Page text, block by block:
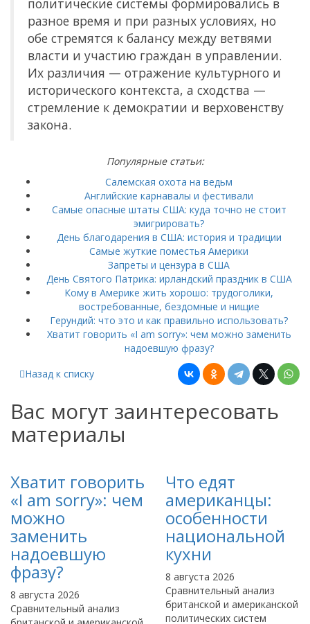
политические системы формировались в
разное время и при разных условиях, но
обе стремятся к балансу между ветвями
власти и участию граждан в управлении.
Их различия — отражение культурного и
исторического контекста, а сходства —
стремление к демократии и верховенству
закона.
Популярные статьи:
Салемская охота на ведьм
Английские карнавалы и фестивали
Самые опасные штаты США: куда точно не стоит
эмигрировать?
День благодарения в США: история и традиции
Самые жуткие поместья Америки
Запреты и цензура в США
День Святого Патрика: ирландский праздник в США
Кому в Америке жить хорошо: трудоголики,
востребованные, бездомные и нищие
Герундий: что это и как правильно использовать?
Хватит говорить «I am sorry»: чем можно заменить
надоевшую фразу?
Назад к списку
Вас могут заинтересовать
материалы
Хватит говорить
«I am sorry»: чем
можно
заменить
надоевшую
фразу?
8 августа 2026
Сравнительный анализ
Что едят
американцы:
особенности
национальной
кухни
8 августа 2026
Сравнительный анализ
британской и американской
политических систем